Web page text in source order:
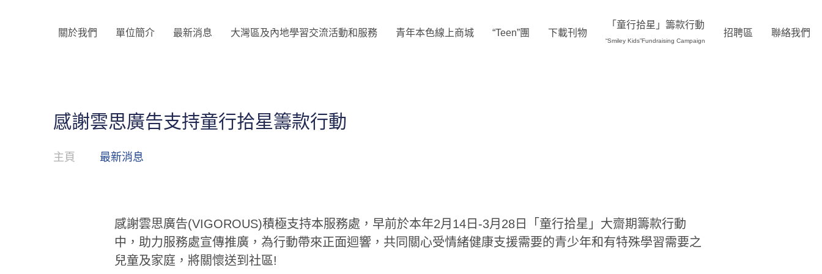
關於我們 單位簡介 最新消息 大灣區及內地學習交流活動和服務 青年本色線上商城 “Teen”團 下載刊物
「童行拾星」籌款行動
“Smiley Kids”Fundraising Campaign
招聘區 聯絡我們
感謝雲思廣告支持童行拾星籌款行動
主頁 最新消息
感謝雲思廣告(VIGOROUS)積極支持本服務處，早前於本年2月14日-3月28日「童行拾星」大齋期籌款行動
中，助力服務處宣傳推廣，為行動帶來正面迴響，共同關心受情緒健康支援需要的青少年和有特殊學習需要之
兒童及家庭，將關懷送到社區!